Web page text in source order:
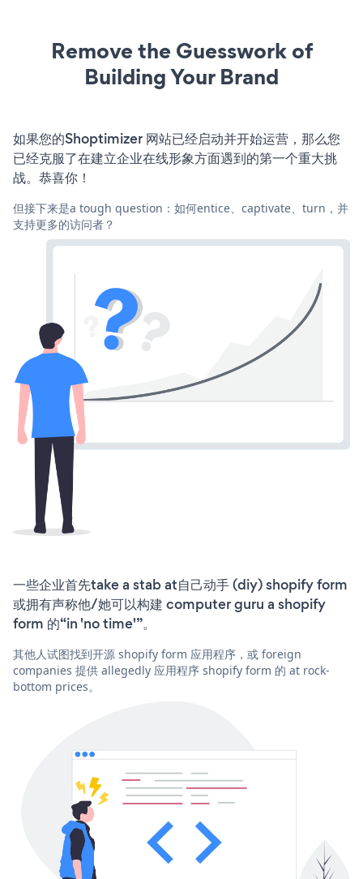
Remove the Guesswork of
Building Your Brand
如果您的Shoptimizer 网站已经启动并开始运营，那么您
已经克服了在建立企业在线形象方面遇到的第一个重大挑
战。恭喜你！
但接下来是a tough question：如何entice、captivate、turn，并
支持更多的访问者？
一些企业首先take a stab at自己动手 (diy) shopify form
或拥有声称他/她可以构建 computer guru a shopify
form 的“in 'no time'”。
其他人试图找到开源 shopify form 应用程序，或 foreign
companies 提供 allegedly 应用程序 shopify form 的 at rock-
bottom prices。